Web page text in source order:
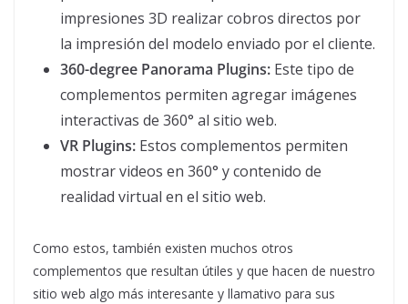
impresiones 3D realizar cobros directos por
la impresión del modelo enviado por el cliente.
360-degree Panorama Plugins: Este tipo de
complementos permiten agregar imágenes
interactivas de 360° al sitio web.
VR Plugins: Estos complementos permiten
mostrar videos en 360° y contenido de
realidad virtual en el sitio web.
Como estos, también existen muchos otros
complementos que resultan útiles y que hacen de nuestro
sitio web algo más interesante y llamativo para sus